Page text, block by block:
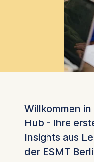
Willkommen
Hub - Ihre
Insights aus
der ESMT